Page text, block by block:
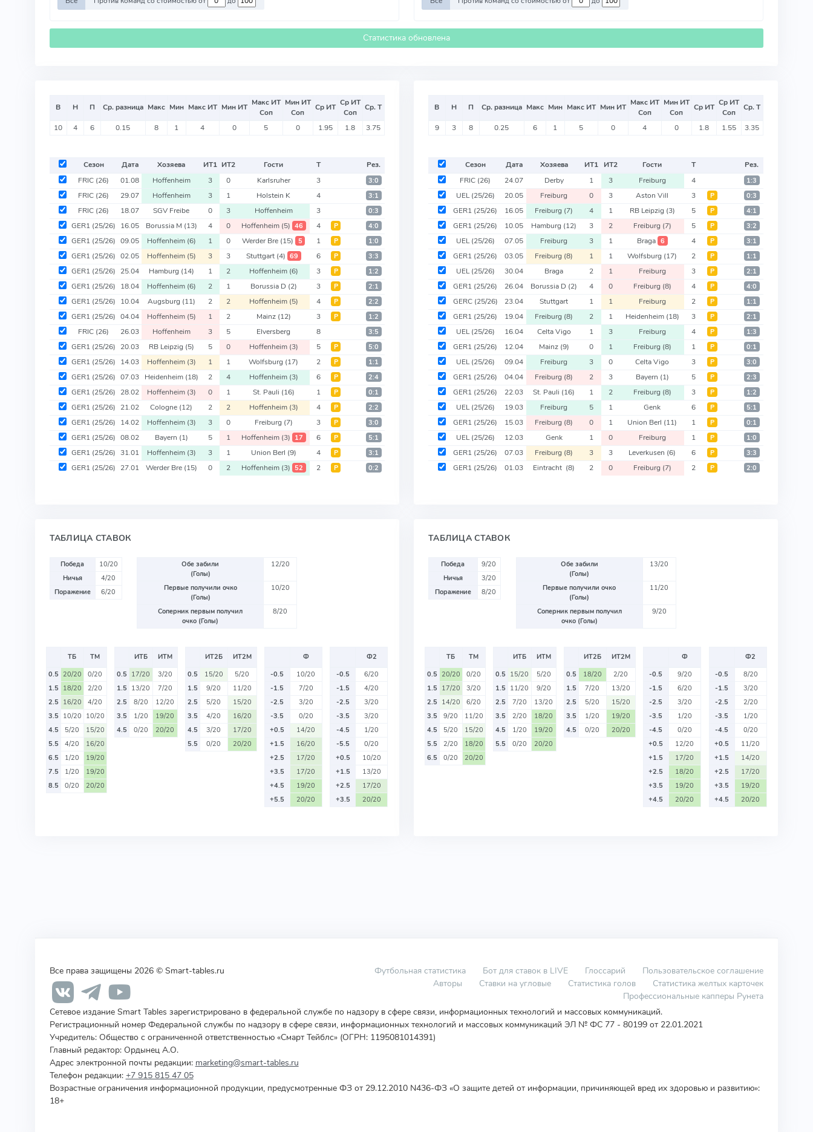
Статистика обновлена
В Н П Ср. разница Макс Мин Макс ИТ Мин ИТ Макс ИТ
Соп
Мин ИТ
Соп
Ср ИТ Ср ИТ
Соп
Ср. Т
10 4 6 0.15 8 1 4 0 5 0 1.95 1.8 3.75
Сезон Дата Хозяева ИТ1 ИТ2 Гости Т
Рез.
FRIC (26) 01.08 Hoffenheim 3 0 Karlsruher 3 3:0
FRIC (26) 29.07 Hoffenheim 3 1 Holstein K 4 3:1
FRIC (26) 18.07 SGV Freibe 0 3 Hoffenheim 3 0:3
GER1 (25/26) 16.05 Borussia M (13) 4 0 Hoffenheim (5) 46 4 Р 4:0
GER1 (25/26) 09.05 Hoffenheim (6) 1 0 Werder Bre (15) 5 1 Р 1:0
GER1 (25/26) 02.05 Hoffenheim (5) 3 3 Stuttgart (4) 69 6 Р 3:3
GER1 (25/26) 25.04 Hamburg (14) 1 2 Hoffenheim (6) 3 Р 1:2
GER1 (25/26) 18.04 Hoffenheim (6) 2 1 Borussia D (2) 3 Р 2:1
GER1 (25/26) 10.04 Augsburg (11) 2 2 Hoffenheim (5) 4 Р 2:2
GER1 (25/26) 04.04 Hoffenheim (5) 1 2 Mainz (12) 3 Р 1:2
FRIC (26) 26.03 Hoffenheim 3 5 Elversberg 8 3:5
GER1 (25/26) 20.03 RB Leipzig (5) 5 0 Hoffenheim (3) 5 Р 5:0
GER1 (25/26) 14.03 Hoffenheim (3) 1 1 Wolfsburg (17) 2 Р 1:1
GER1 (25/26) 07.03 Heidenheim (18) 2 4 Hoffenheim (3) 6 Р 2:4
GER1 (25/26) 28.02 Hoffenheim (3) 0 1 St. Pauli (16) 1 Р 0:1
GER1 (25/26) 21.02 Cologne (12) 2 2 Hoffenheim (3) 4 Р 2:2
GER1 (25/26) 14.02 Hoffenheim (3) 3 0 Freiburg (7) 3 Р 3:0
GER1 (25/26) 08.02 Bayern (1) 5 1 Hoffenheim (3) 17 6 Р 5:1
GER1 (25/26) 31.01 Hoffenheim (3) 3 1 Union Berl (9) 4 Р 3:1
GER1 (25/26) 27.01 Werder Bre (15) 0 2 Hoffenheim (3) 52 2 Р 0:2
ТАБЛИЦА СТАВОК
Победа
10/20
Ничья
4/20
Поражение
6/20
Обе забили
(Голы)
12/20
Первые получили очко
(Голы)
10/20
Соперник первым получил
очко (Голы)
8/20
ТБ
ТМ
0.5 20/20
0/20
1.5 18/20
2/20
2.5 16/20
4/20
3.5 10/20 10/20
4.5
5/20
15/20
5.5
4/20
16/20
6.5
1/20
19/20
7.5
1/20
19/20
8.5
0/20 20/20
ИТБ
ИТМ
0.5 17/20
3/20
1.5 13/20
7/20
2.5
8/20
12/20
3.5
1/20
19/20
4.5
0/20 20/20
ИТ2Б
ИТ2М
0.5
15/20
5/20
1.5
9/20
11/20
2.5
5/20
15/20
3.5
4/20
16/20
4.5
3/20
17/20
5.5
0/20 20/20
Ф
-0.5
10/20
-1.5
7/20
-2.5
3/20
-3.5
0/20
+0.5
14/20
+1.5
16/20
+2.5
17/20
+3.5
17/20
+4.5
19/20
+5.5
20/20
Ф2
-0.5
6/20
-1.5
4/20
-2.5
3/20
-3.5
3/20
-4.5
1/20
-5.5
0/20
+0.5
10/20
+1.5
13/20
+2.5
17/20
+3.5
20/20
В Н П Ср. разница Макс Мин Макс ИТ Мин ИТ Макс ИТ
Соп
Мин ИТ
Соп
Ср ИТ Ср ИТ
Соп
Ср. Т
9 3 8 0.25 6 1 5 0 4 0 1.8 1.55 3.35
Сезон Дата Хозяева ИТ1 ИТ2 Гости Т
Рез.
FRIC (26) 24.07 Derby 1 3 Freiburg 4 1:3
UEL(25/26) 20.05 Freiburg 0 3 Aston Vill 3 Р 0:3
GER1 (25/26) 16.05 Freiburg (7) 4 1 RB Leipzig (3) 5 Р 4:1
GER1 (25/26) 10.05 Hamburg (12) 3 2 Freiburg (7) 5 Р 3:2
UEL(25/26) 07.05 Freiburg 3 1 Braga 6 4 Р 3:1
GER1 (25/26) 03.05 Freiburg (8) 1 1 Wolfsburg (17) 2 Р 1:1
UEL(25/26) 30.04 Braga 2 1 Freiburg 3 Р 2:1
GER1 (25/26) 26.04 Borussia D (2) 4 0 Freiburg (8) 4 Р 4:0
GERC (25/26) 23.04 Stuttgart 1 1 Freiburg 2 Р 1:1
GER1 (25/26) 19.04 Freiburg (8) 2 1 Heidenheim (18) 3 Р 2:1
UEL(25/26) 16.04 Celta Vigo 1 3 Freiburg 4 Р 1:3
GER1 (25/26) 12.04 Mainz (9) 0 1 Freiburg (8) 1 Р 0:1
UEL(25/26) 09.04 Freiburg 3 0 Celta Vigo 3 Р 3:0
GER1 (25/26) 04.04 Freiburg (8) 2 3 Bayern (1) 5 Р 2:3
GER1 (25/26) 22.03 St. Pauli (16) 1 2 Freiburg (8) 3 Р 1:2
UEL(25/26) 19.03 Freiburg 5 1 Genk 6 Р 5:1
GER1 (25/26) 15.03 Freiburg (8) 0 1 Union Berl (11) 1 Р 0:1
UEL(25/26) 12.03 Genk 1 0 Freiburg 1 Р 1:0
GER1 (25/26) 07.03 Freiburg (8) 3 3 Leverkusen (6) 6 Р 3:3
GER1 (25/26) 01.03 Eintracht (8) 2 0 Freiburg (7) 2 Р 2:0
ТАБЛИЦА СТАВОК
Победа
9/20
Ничья
3/20
Поражение
8/20
Обе забили
(Голы)
13/20
Первые получили очко
(Голы)
11/20
Соперник первым получил
очко (Голы)
9/20
ТБ
ТМ
0.5 20/20
0/20
1.5 17/20
3/20
2.5 14/20
6/20
3.5
9/20
11/20
4.5
5/20
15/20
5.5
2/20
18/20
6.5
0/20 20/20
ИТБ
ИТМ
0.5 15/20
5/20
1.5 11/20
9/20
2.5
7/20
13/20
3.5
2/20
18/20
4.5
1/20
19/20
5.5
0/20 20/20
ИТ2Б
ИТ2М
0.5
18/20
2/20
1.5
7/20
13/20
2.5
5/20
15/20
3.5
1/20
19/20
4.5
0/20 20/20
Ф
-0.5
9/20
-1.5
6/20
-2.5
3/20
-3.5
1/20
-4.5
0/20
+0.5
12/20
+1.5
17/20
+2.5
18/20
+3.5
19/20
+4.5
20/20
Ф2
-0.5
8/20
-1.5
3/20
-2.5
2/20
-3.5
1/20
-4.5
0/20
+0.5
11/20
+1.5
14/20
+2.5
17/20
+3.5
19/20
+4.5
20/20
Все права защищены 2026 © Smart-tables.ru Футбольная статистика Бот для ставок в LIVE Глоссарий
Пользовательское соглашение
Авторы
Ставки на угловые Статистика голов
Статистика желтых карточек
Профессиональные капперы Рунета
Сетевое издание Smart Tables зарегистрировано в федеральной службе по надзору в сфере связи, информационных технологий и массовых коммуникаций.
Регистрационный номер Федеральной службы по надзору в сфере связи, информационных технологий и массовых коммуникаций ЭЛ № ФС 77 - 80199 от 22.01.2021
Учредитель: Общество с ограниченной ответственностью «Смарт Тейблс» (ОГРН: 1195081014391)
Главный редактор: Ордынец А.О.
Адрес электронной почты редакции: marketing@smart-tables.ru
Телефон редакции: +7 915 815 47 05
Возрастные ограничения информационной продукции, предусмотренные ФЗ от 29.12.2010 N436-ФЗ «О защите детей от информации, причиняющей вред их здоровью и развитию»:
18+